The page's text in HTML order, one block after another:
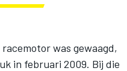
was gewaagd,
in februari 2009. Bij die